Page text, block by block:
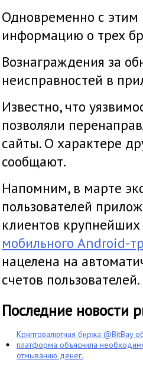
Одновременно с этим
информацию о трех
Вознаграждения за
неисправностей в
Известно, что
позволяли
сайты. О характере
сообщают.
Напомним, в марте
пользователей
клиентов
мобильного Android-
нацелена на
счетов пользователей.
Последние новости
Криптовалютная биржа @BitBay
платформа объяснила
отмыванию денег.